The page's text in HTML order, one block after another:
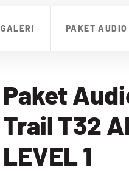
GALERI PAKET AUDIO
Paket
Trail T32
LEVEL 1